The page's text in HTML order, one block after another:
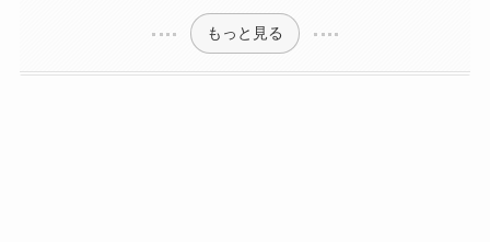
もっと見る